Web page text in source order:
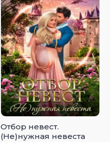
Отбор невест.
(Не)нужная невеста